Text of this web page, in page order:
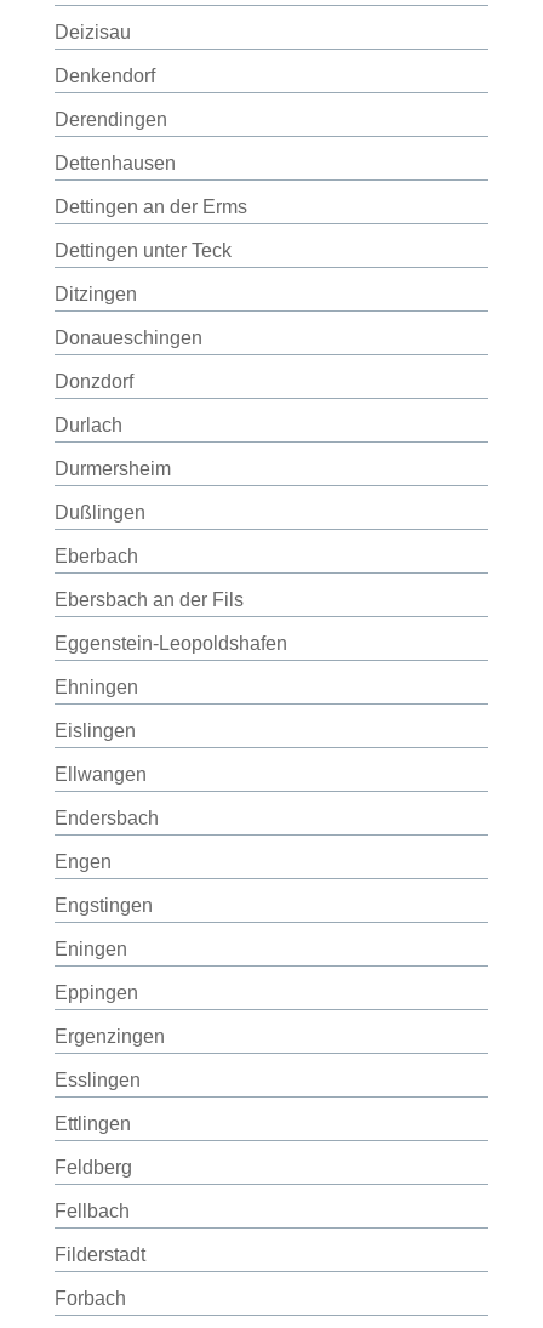
Deizisau
Denkendorf
Derendingen
Dettenhausen
Dettingen an der Erms
Dettingen unter Teck
Ditzingen
Donaueschingen
Donzdorf
Durlach
Durmersheim
Dußlingen
Eberbach
Ebersbach an der Fils
Eggenstein-Leopoldshafen
Ehningen
Eislingen
Ellwangen
Endersbach
Engen
Engstingen
Eningen
Eppingen
Ergenzingen
Esslingen
Ettlingen
Feldberg
Fellbach
Filderstadt
Forbach